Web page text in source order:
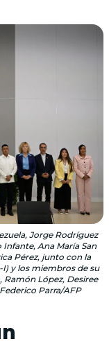
Jorge Rodríguez
Ana María San
Pérez, junto con la
y los miembros de su
Ramón López, Desiree
Parra/AFP